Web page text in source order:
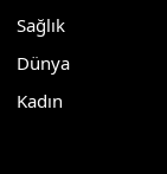
Sağlık
Dünya
Kadın